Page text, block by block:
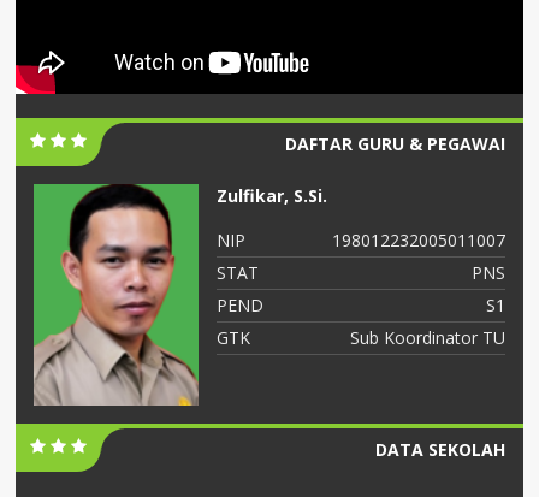
DAFTAR GURU & PEGAWAI
Zulfikar, S.Si.
NIP
198012232005011007
STAT
PNS
PEND
S1
GTK
Sub Koordinator TU
DATA SEKOLAH